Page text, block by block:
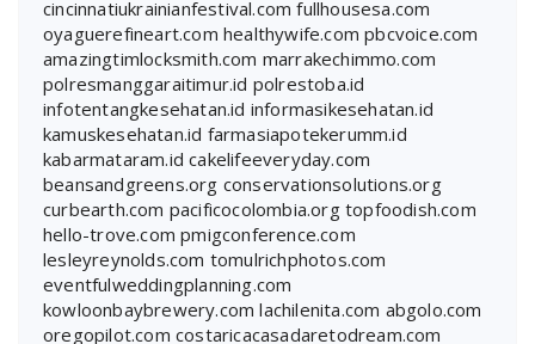
cincinnatiukrainianfestival.com fullhousesa.com
oyaguerefineart.com healthywife.com pbcvoice.com
amazingtimlocksmith.com marrakechimmo.com
polresmanggaraitimur.id polrestoba.id
infotentangkesehatan.id informasikesehatan.id
kamuskesehatan.id farmasiapotekerumm.id
kabarmataram.id cakelifeeveryday.com
beansandgreens.org conservationsolutions.org
curbearth.com pacificocolombia.org topfoodish.com
hello-trove.com pmigconference.com
lesleyreynolds.com tomulrichphotos.com
eventfulweddingplanning.com
kowloonbaybrewery.com lachilenita.com abgolo.com
oregopilot.com costaricacasadaretodream.com